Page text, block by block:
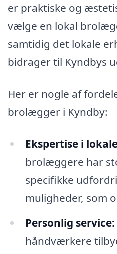
er praktiske og
vælge en lokal
samtidig det lokale
bidrager til Kyndbys
Her er nogle af
brolægger i Kyndby:
Ekspertise i
brolæggere har
specifikke
muligheder, som
Personlig service:
håndværkere